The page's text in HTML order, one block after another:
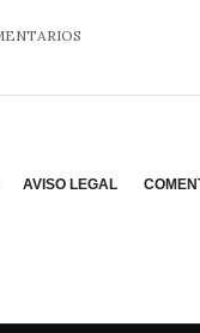
AVISO LEGAL